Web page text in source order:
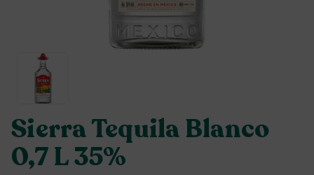
Sierra Tequila Blanco
0,7 L 35%